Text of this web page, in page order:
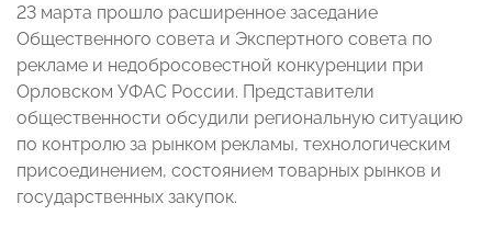
23 марта прошло расширенное заседание
Общественного совета и Экспертного совета по
рекламе и недобросовестной конкуренции при
Орловском УФАС России. Представители
общественности обсудили региональную ситуацию
по контролю за рынком рекламы, технологическим
присоединением, состоянием товарных рынков и
государственных закупок.